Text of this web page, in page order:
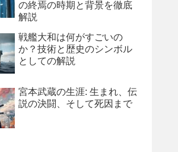
の終焉の時期と背景を徹底
解説
戦艦大和は何がすごいの
か？技術と歴史のシンボル
としての解説
宮本武蔵の生涯: 生まれ、伝
説の決闘、そして死因まで